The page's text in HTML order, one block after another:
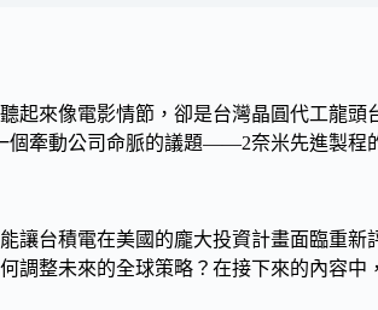
起來像電影情節，卻是台灣晶圓代工龍頭
個牽動公司命脈的議題——2奈米先進製程
台積電在美國的龐大投資計畫面臨重新
整未來的全球策略？在接下來的內容中